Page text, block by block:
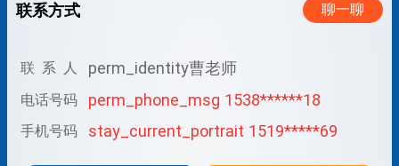
联系方式 聊一聊
联 系 人 perm_identity曹老师
电话号码 perm_phone_msg 1538******18
手机号码 stay_current_portrait 1519*****69